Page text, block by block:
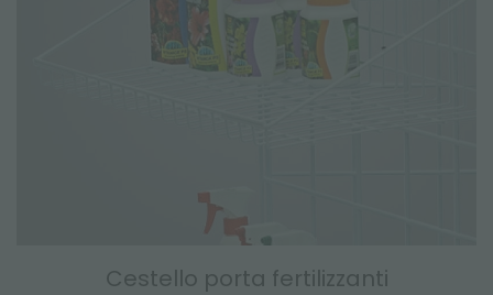
Cestello porta fertilizzanti